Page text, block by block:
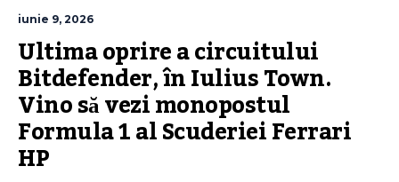
iunie 9, 2026
Ultima oprire a circuitului
Bitdefender, în Iulius Town.
Vino să vezi monopostul
Formula 1 al Scuderiei Ferrari
HP